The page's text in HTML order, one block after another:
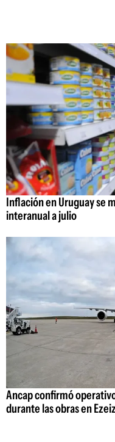
Inflación en Uruguay se
interanual a julio
Ancap confirmó
durante las obras en